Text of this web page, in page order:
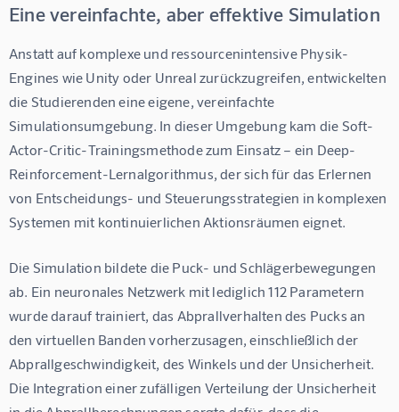
Eine vereinfachte, aber effektive Simulation
Anstatt auf komplexe und ressourcenintensive Physik-
Engines wie Unity oder Unreal zurückzugreifen, entwickelten
die Studierenden eine eigene, vereinfachte
Simulationsumgebung. In dieser Umgebung kam die Soft-
Actor-Critic-Trainingsmethode zum Einsatz – ein Deep-
Reinforcement-Lernalgorithmus, der sich für das Erlernen
von Entscheidungs- und Steuerungsstrategien in komplexen
Systemen mit kontinuierlichen Aktionsräumen eignet.
Die Simulation bildete die Puck- und Schlägerbewegungen
ab. Ein neuronales Netzwerk mit lediglich 112 Parametern
wurde darauf trainiert, das Abprallverhalten des Pucks an
den virtuellen Banden vorherzusagen, einschließlich der
Abprallgeschwindigkeit, des Winkels und der Unsicherheit.
Die Integration einer zufälligen Verteilung der Unsicherheit